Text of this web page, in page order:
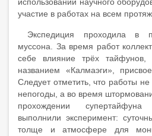
участие в работах на всем
Экспедиция проходила в
муссона. За время работ
себе влияние трёх
названием «Калмаэги»,
Следует отметить, что работы
непогоды, а во время
прохождении
выполнили эксперимент:
толще и атмосфере для